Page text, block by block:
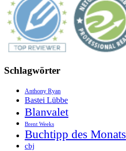
Schlagwörter
Anthony Ryan
Bastei Lübbe
Blanvalet
Brent Weeks
Buchtipp des Monats
cbj